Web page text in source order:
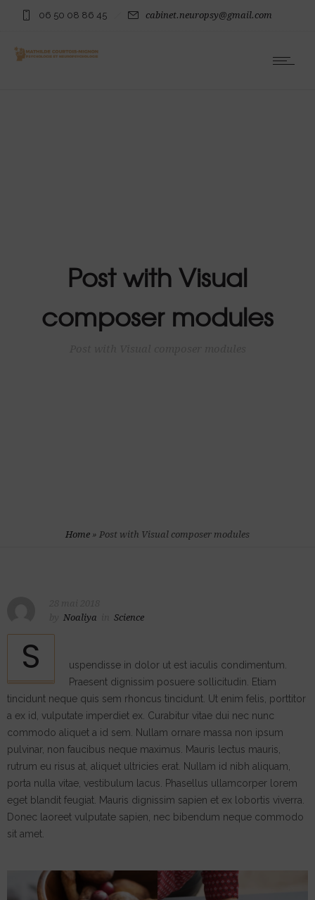
06 50 08 86 45 cabinet.neuropsy@gmail.com
Post with Visual
composer modules
Home » Post with Visual composer modules
Noaliya Science
S
uspendisse in dolor ut est iaculis condimentum.
Praesent dignissim posuere sollicitudin. Etiam
tincidunt neque quis sem rhoncus tincidunt. Ut enim felis, porttitor
a ex id, vulputate imperdiet ex. Curabitur vitae dui nec nunc
commodo aliquet a id sem. Nullam ornare massa non ipsum
pulvinar, non faucibus neque maximus. Mauris lectus mauris,
rutrum eu risus at, aliquet ultricies erat. Nullam id nibh aliquam,
porta nulla vitae, vestibulum lacus. Phasellus ullamcorper lorem
eget blandit feugiat. Mauris dignissim sapien et ex lobortis viverra.
Donec laoreet vulputate sapien, nec bibendum neque commodo
sit amet.